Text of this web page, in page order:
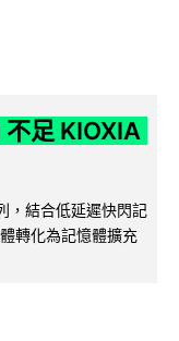
足 KIOXIA
，結合低延遲快閃記
轉化為記憶體擴充